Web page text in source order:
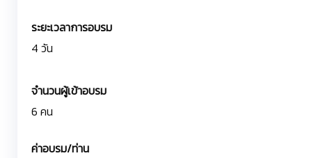
ระยะเวลาการอบรม
4 วัน
จำนวนผู้เข้าอบรม
6 คน
ค่าอบรม/ท่าน